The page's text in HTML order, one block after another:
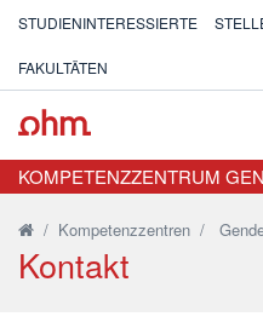
STUDIENINTERESSIERTE
FAKULTÄTEN
KOMPETENZZENTRUM
/ Kompetenzzentren /
Kontakt